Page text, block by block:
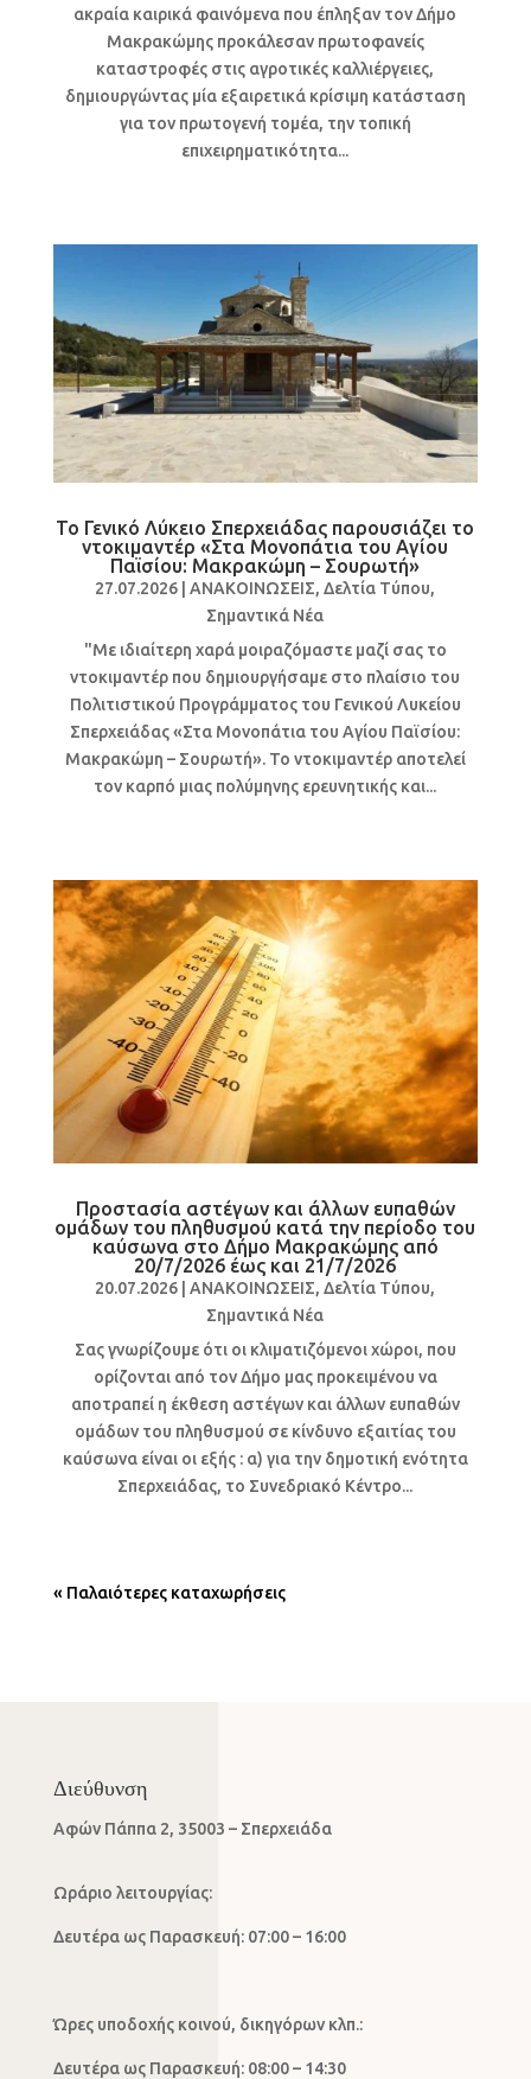
ακραία καιρικά φαινόμενα που έπληξαν τον Δήμο
Μακρακώμης προκάλεσαν πρωτοφανείς
καταστροφές στις αγροτικές καλλιέργειες,
δημιουργώντας μία εξαιρετικά κρίσιμη κατάσταση
για τον πρωτογενή τομέα, την τοπική
επιχειρηματικότητα...
Το Γενικό Λύκειο Σπερχειάδας παρουσιάζει το
ντοκιμαντέρ «Στα Μονοπάτια του Αγίου
Παϊσίου: Μακρακώμη – Σουρωτή»
27.07.2026 |ΑΝΑΚΟΙΝΩΣΕΙΣ,Δελτία Τύπου,
Σημαντικά Νέα
"Με ιδιαίτερη χαρά μοιραζόμαστε μαζί σας το
ντοκιμαντέρ που δημιουργήσαμε στο πλαίσιο του
Πολιτιστικού Προγράμματος του Γενικού Λυκείου
Σπερχειάδας «Στα Μονοπάτια του Αγίου Παϊσίου:
Μακρακώμη – Σουρωτή». Το ντοκιμαντέρ αποτελεί
τον καρπό μιας πολύμηνης ερευνητικής και...
Προστασία αστέγων και άλλων ευπαθών
ομάδων του πληθυσμού κατά την περίοδο του
καύσωνα στο Δήμο Μακρακώμης από
20/7/2026 έως και 21/7/2026
20.07.2026 |ΑΝΑΚΟΙΝΩΣΕΙΣ,Δελτία Τύπου,
Σημαντικά Νέα
Σας γνωρίζουμε ότι οι κλιματιζόμενοι χώροι, που
ορίζονται από τον Δήμο μας προκειμένου να
αποτραπεί η έκθεση αστέγων και άλλων ευπαθών
ομάδων του πληθυσμού σε κίνδυνο εξαιτίας του
καύσωνα είναι οι εξής : α) για την δημοτική ενότητα
Σπερχειάδας, το Συνεδριακό Κέντρο...
« Παλαιότερες καταχωρήσεις
Διεύθυνση
Αφών Πάππα 2, 35003 – Σπερχειάδα
Ωράριο λειτουργίας:
Δευτέρα ως Παρασκευή: 07:00 – 16:00
Ώρες υποδοχής κοινού, δικηγόρων κλπ.:
Δευτέρα ως Παρασκευή: 08:00 – 14:30